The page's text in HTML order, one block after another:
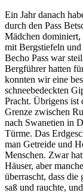
Ein Jahr danach
durch den Pass
Mädchen dominiert,
mit Bergstiefeln und
Becho Pass war
Bergführer hatten
konnten wir eine
schneebedeckten
Pracht. Übrigens
Grenze zwischen
nach Swanetien in
Türme. Das
man Getreide und
Menschen. Zwar
Häuser, aber
überrascht, dass
saß und rauchte,